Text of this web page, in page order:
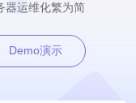
器运维化繁为简
Demo演示